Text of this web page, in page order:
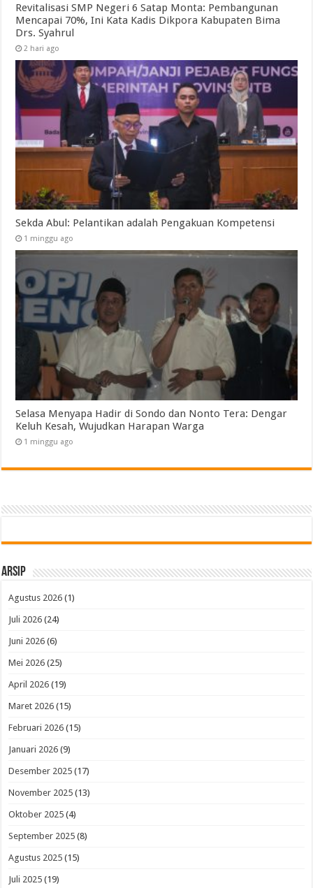
Revitalisasi SMP Negeri 6 Satap Monta: Pembangunan
Mencapai 70%, Ini Kata Kadis Dikpora Kabupaten Bima
Drs. Syahrul
2 hari ago
Sekda Abul: Pelantikan adalah Pengakuan Kompetensi
1 minggu ago
Selasa Menyapa Hadir di Sondo dan Nonto Tera: Dengar
Keluh Kesah, Wujudkan Harapan Warga
1 minggu ago
Arsip
Agustus 2026 (1)
Juli 2026 (24)
Juni 2026 (6)
Mei 2026 (25)
April 2026 (19)
Maret 2026 (15)
Februari 2026 (15)
Januari 2026 (9)
Desember 2025 (17)
November 2025 (13)
Oktober 2025 (4)
September 2025 (8)
Agustus 2025 (15)
Juli 2025 (19)